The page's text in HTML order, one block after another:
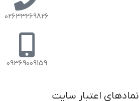
02633269826
09369009159
نمادهای اعتبار سایت